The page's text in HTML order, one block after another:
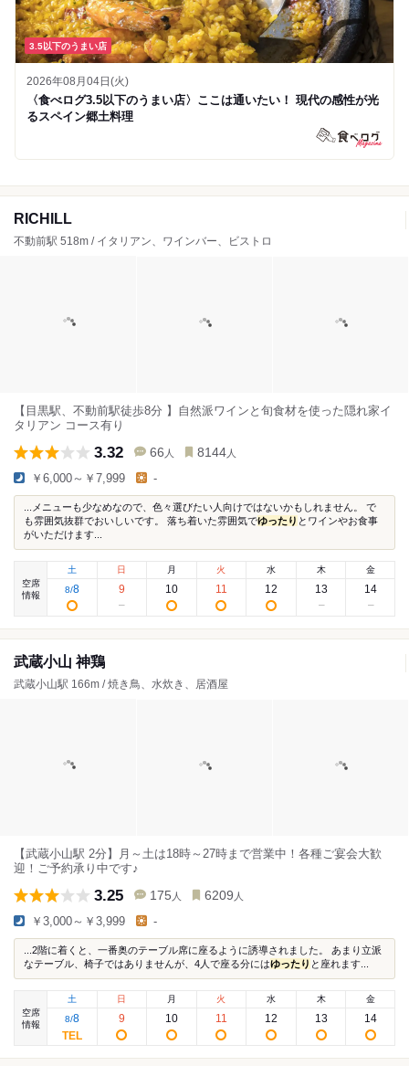
3.5以下のうまい店
2026年08月04日(火)
〈食べログ3.5以下のうまい店〉ここは通いたい！ 現代の感性が光
るスペイン郷土料理
RICHILL
不動前駅 518m / イタリアン、ワインバー、ビストロ
【目黒駅、不動前駅徒歩8分 】自然派ワインと旬食材を使った隠れ家イ
タリアン コース有り
3.32 66 人 8144 人
￥6,000～￥7,999 -
...メニューも少なめなので、色々選びたい人向けではないかもしれません。 で
も雰囲気抜群でおいしいです。 落ち着いた雰囲気でゆったり とワインやお食事
がいただけます...
空席
情報
土
8/8
日
9
月
10
火
11
水
12
木
13
金
14
武蔵小山 神鶏
武蔵小山駅 166m / 焼き鳥、水炊き、居酒屋
【武蔵小山駅 2分】月～土は18時～27時まで営業中！各種ご宴会大歓
迎！ご予約承り中です♪
3.25 175 人 6209 人
￥3,000～￥3,999 -
...2階に着くと、一番奥のテーブル席に座るように誘導されました。 あまり立派
なテーブル、椅子ではありませんが、4人で座る分にはゆったり と座れます...
空席
情報
土
8/8
日
9
月
10
火
11
水
12
木
13
金
14